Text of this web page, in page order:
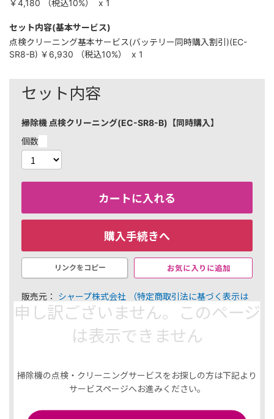
￥4,180
（税込10%） x 1
セット内容(基本サービス)
点検クリーニング基本サービス(バッテリー同時購入割引)(EC-
SR8-B) ￥6,930 （税込10%） x 1
セット内容
掃除機 点検クリーニング(EC-SR8-B)【同時購入】
個数
カートに入れる
購入手続きへ
お気に入りに追加
リンクをコピー
販売元： シャープ株式会社
（特定商取引法に基づく表示は
こちら）
￥41,800
選択した商品
■シャープ 交換用バッテリー（リチウムイオン電池）(BY-
申し訳ございません。このページ
は表示できません
掃除機の点検・クリーニングサービスをお探しの方は下記より
サービスページへお進みください。